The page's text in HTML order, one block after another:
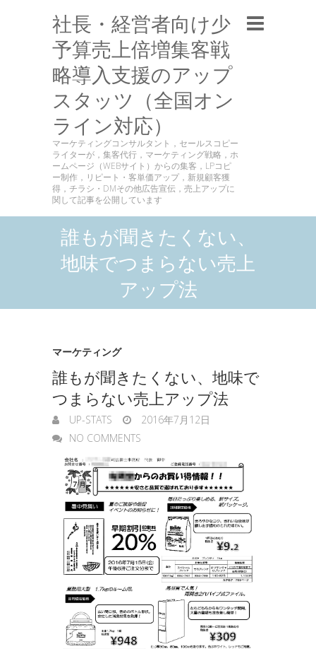
社長・経営者向け少
予算売上倍増集客戦
略導入支援のアップ
スタッツ（全国オン
ライン対応）
マーケティングコンサルタント，セールスコピー
ライターが，集客代行，マーケティング戦略，ホ
ームページ（WEBサイト）からの集客，LPコピ
ー制作，リピート・客単価アップ，新規顧客獲
得，チラシ・DMその他広告宣伝，売上アップに
関して記事を公開しています
誰もが聞きたくない、
地味でつまらない売上
アップ法
マーケティング
誰もが聞きたくない、地味で
つまらない売上アップ法
UP-STATS
2016年7月12日
NO COMMENTS